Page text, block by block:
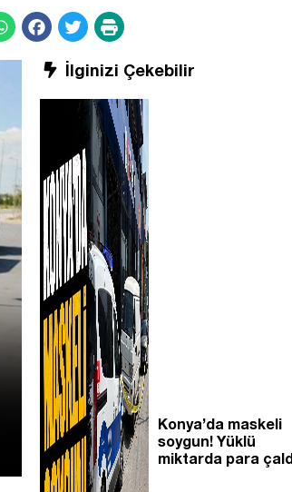
İlginizi Çekebilir
Konya’da maskeli
soygun! Yüklü
miktarda para